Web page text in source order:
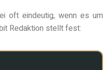
oft eindeutig, wenn es um
Redaktion stellt fest: